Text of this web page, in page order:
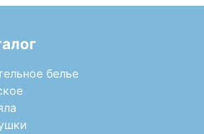
белье